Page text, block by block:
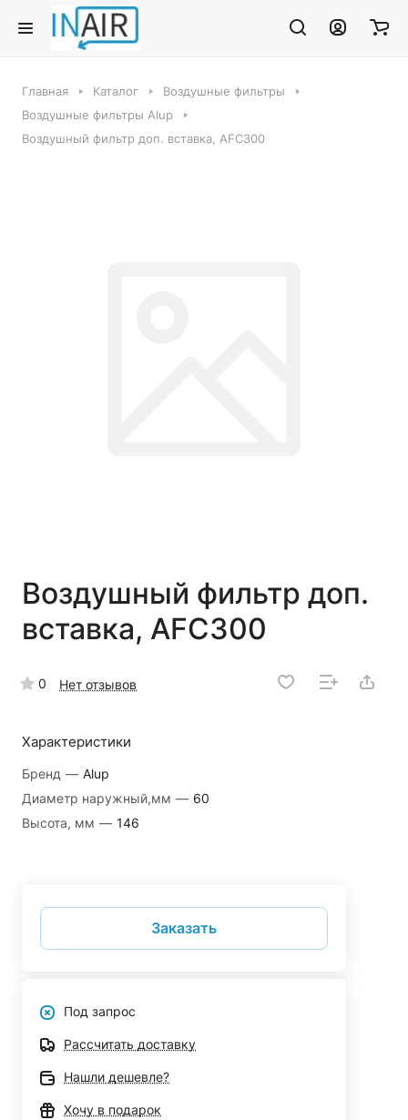
Главная Каталог
Воздушные фильтры
Воздушные фильтры Alup
Воздушный фильтр доп. вставка, AFC300
Воздушный фильтр доп.
вставка, AFC300
0 Нет отзывов
Характеристики
Бренд — Alup
Диаметр наружный,мм — 60
Высота, мм — 146
Заказать
Под запрос
Рассчитать доставку
Нашли дешевле?
Хочу в подарок